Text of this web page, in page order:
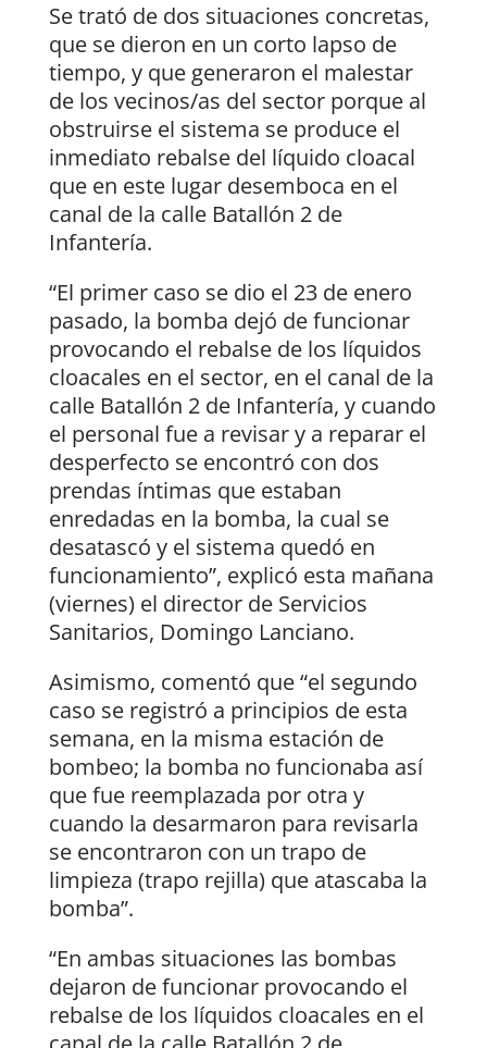
Se trató de dos situaciones concretas,
que se dieron en un corto lapso de
tiempo, y que generaron el malestar
de los vecinos/as del sector porque al
obstruirse el sistema se produce el
inmediato rebalse del líquido cloacal
que en este lugar desemboca en el
canal de la calle Batallón 2 de
Infantería.
“El primer caso se dio el 23 de enero
pasado, la bomba dejó de funcionar
provocando el rebalse de los líquidos
cloacales en el sector, en el canal de la
calle Batallón 2 de Infantería, y cuando
el personal fue a revisar y a reparar el
desperfecto se encontró con dos
prendas íntimas que estaban
enredadas en la bomba, la cual se
desatascó y el sistema quedó en
funcionamiento”, explicó esta mañana
(viernes) el director de Servicios
Sanitarios, Domingo Lanciano.
Asimismo, comentó que “el segundo
caso se registró a principios de esta
semana, en la misma estación de
bombeo; la bomba no funcionaba así
que fue reemplazada por otra y
cuando la desarmaron para revisarla
se encontraron con un trapo de
limpieza (trapo rejilla) que atascaba la
bomba”.
“En ambas situaciones las bombas
dejaron de funcionar provocando el
rebalse de los líquidos cloacales en el